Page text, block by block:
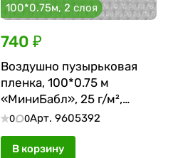
100*0.75м, 2 слоя
740 ₽
Воздушно пузырьковая
пленка, 100*0.75 м
«МиниБабл», 25 г/м²,
двухслойная
0 0Арт. 9605392
В корзину